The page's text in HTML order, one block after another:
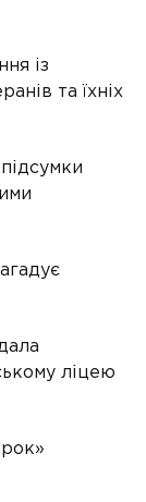
із
та їхніх
ліцею